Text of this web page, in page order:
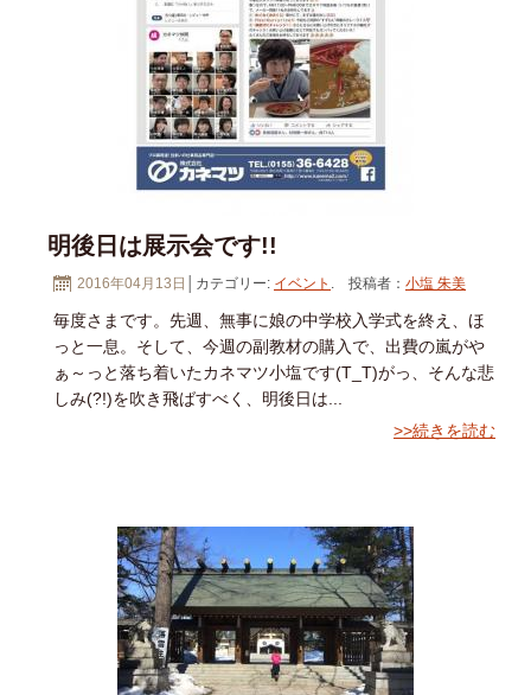
明後日は展示会です!!
2016年04月13日 │カテゴリー: イベント . 投稿者： 小塩 朱美
毎度さまです。先週、無事に娘の中学校入学式を終え、ほ
っと一息。そして、今週の副教材の購入で、出費の嵐がや
ぁ～っと落ち着いたカネマツ小塩です(T_T)がっ、そんな悲
しみ(?!)を吹き飛ばすべく、明後日は...
>>続きを読む